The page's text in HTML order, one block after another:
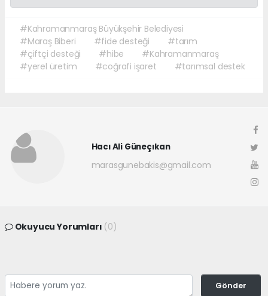
#Kahramanmaraş Büyükşehir Belediyesi
#Maraş Biberi
#fide desteği
#tarım
#çiftçi desteği
#hibe
#Kahramanmaraş
#yerel üretim
#coğrafi işaret #tarımsal destek
Hacı Ali Güneçıkan
marasgunebakis@gmail.com
Okuyucu Yorumları (0)
Gönder